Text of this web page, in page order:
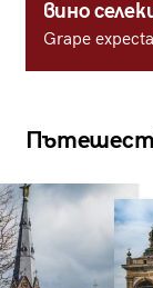
вино
Grape